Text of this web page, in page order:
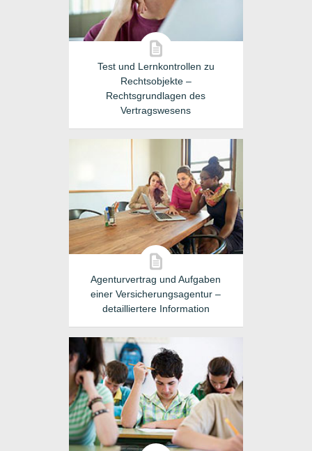
Test und Lernkontrollen zu
Rechtsobjekte –
Rechtsgrundlagen des
Vertragswesens
Agenturvertrag und Aufgaben
einer Versicherungsagentur –
detailliertere Information